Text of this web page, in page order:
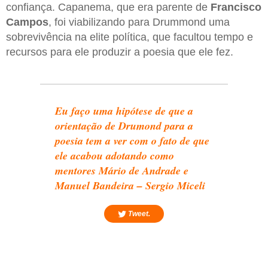
confiança. Capanema, que era parente de Francisco
Campos, foi viabilizando para Drummond uma
sobrevivência na elite política, que facultou tempo e
recursos para ele produzir a poesia que ele fez.
Eu faço uma hipótese de que a
orientação de Drumond para a
poesia tem a ver com o fato de que
ele acabou adotando como
mentores Mário de Andrade e
Manuel Bandeira – Sergio Miceli
Tweet.